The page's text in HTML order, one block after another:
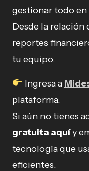
gestionar todo en
Desde la relación
reportes
tu equipo.
Ingresa a
plataforma.
Si aún no tienes
gratuita aquíy
tecnología que
eficientes.